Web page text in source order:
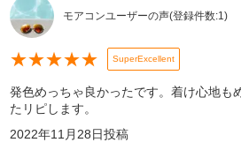
モアコンユーザーの声(登録件数:1)
★★★★★ SuperExcellent
発色めっちゃ良かったです。着け心地も
たリピします。
2022年11月28日投稿